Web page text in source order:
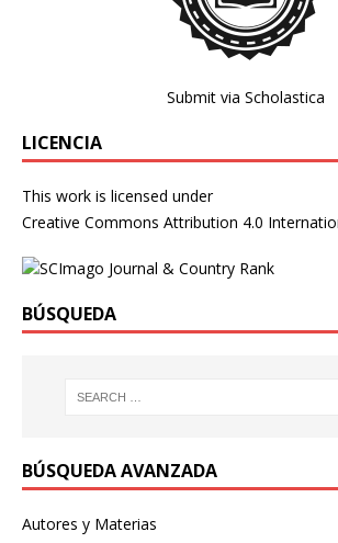
Submit via Scholastica
LICENCIA
This work is licensed under
Creative Commons Attribution 4.0
BÚSQUEDA
BÚSQUEDA AVANZADA
Autores y Materias